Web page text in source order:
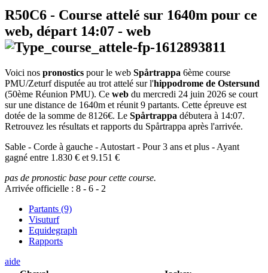
R50C6 - Course attelé sur 1640m pour ce
web, départ 14:07 - web
Voici nos pronostics pour le web Spårtrappa 6ème course
PMU/Zeturf disputée au trot attelé sur l'hippodrome de Ostersund
(50ème Réunion PMU). Ce web du mercredi 24 juin 2026 se court
sur une distance de 1640m et réunit 9 partants. Cette épreuve est
dotée de la somme de 8126€. Le Spårtrappa débutera à 14:07.
Retrouvez les résultats et rapports du Spårtrappa après l'arrivée.
Sable - Corde à gauche - Autostart - Pour 3 ans et plus - Ayant
gagné entre 1.830 € et 9.151 €
pas de pronostic base pour cette course.
Arrivée officielle : 8 - 6 - 2
Partants (9)
Visuturf
Equidegraph
Rapports
aide